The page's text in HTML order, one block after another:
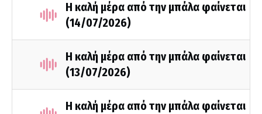
Η καλή μέρα από την μπάλα φαίνεται
(14/07/2026)
Η καλή μέρα από την μπάλα φαίνεται
(13/07/2026)
Η καλή μέρα από την μπάλα φαίνεται